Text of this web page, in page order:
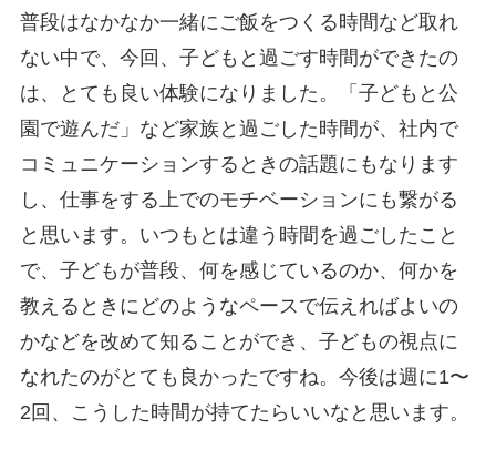
普段はなかなか一緒にご飯をつくる時間など取れ
ない中で、今回、子どもと過ごす時間ができたの
は、とても良い体験になりました。「子どもと公
園で遊んだ」など家族と過ごした時間が、社内で
コミュニケーションするときの話題にもなります
し、仕事をする上でのモチベーションにも繋がる
と思います。いつもとは違う時間を過ごしたこと
で、子どもが普段、何を感じているのか、何かを
教えるときにどのようなペースで伝えればよいの
かなどを改めて知ることができ、子どもの視点に
なれたのがとても良かったですね。今後は週に1〜
2回、こうした時間が持てたらいいなと思います。